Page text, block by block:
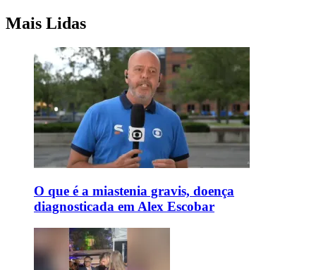
Mais Lidas
O que é a miastenia gravis, doença
diagnosticada em Alex Escobar